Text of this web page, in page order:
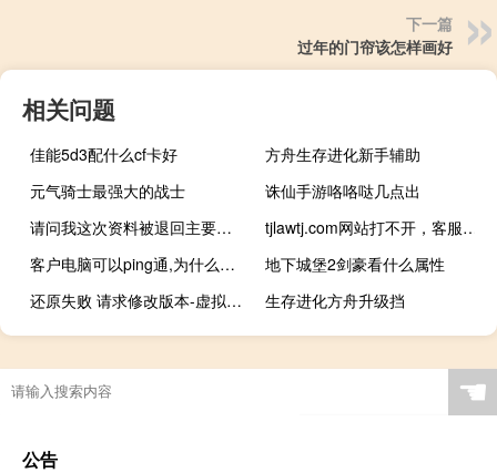
下一篇
过年的门帘该怎样画好
相关问题
佳能5d3配什么cf卡好
方舟生存进化新手辅助
元气骑士最强大的战士
诛仙手游咯咯哒几点出
请问我这次资料被退回主要原因是什么？
tjlawtj.com网站打不开，客服不知道怎么回事
客户电脑可以ping通,为什么打不开？
地下城堡2剑豪看什么属性
还原失败 请求修改版本-虚拟主机/数据库问题
生存进化方舟升级挡
☚
公告